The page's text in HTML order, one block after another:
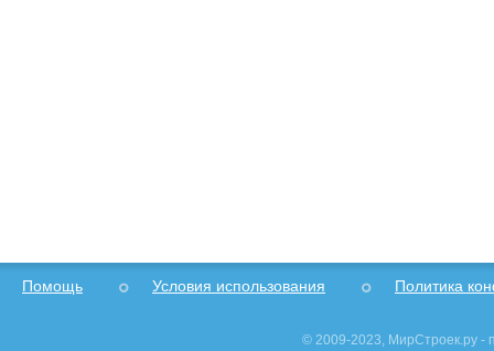
Помощь Условия использования Политика
© 2009-2023, МирСтроек.ру -